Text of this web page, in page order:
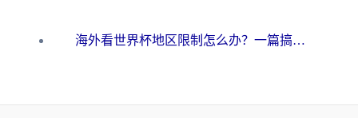
海外看世界杯地区限制怎么办？一篇搞定咪咕视频播放+国内资源无缝访问指南